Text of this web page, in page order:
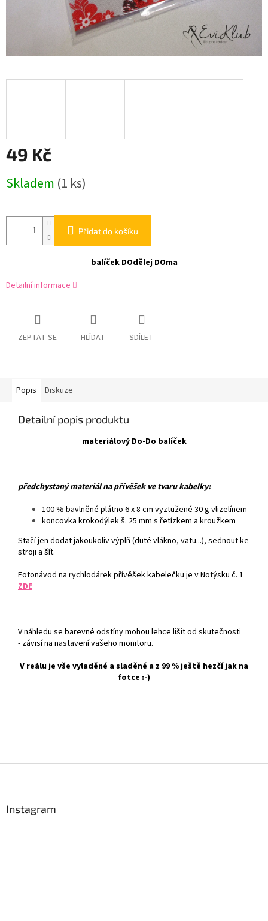
49 Kč
cena:
Skladem (1 ks)
Přidat do košíku
balíček DOdělej DOma
Detailní informace
ZEPTAT SE HLÍDAT SDÍLET
Popis Diskuze
Detailní popis produktu
materiálový Do-Do balíček
předchystaný materiál na přívěšek ve tvaru kabelky:
100 % bavlněné plátno 6 x 8 cm vyztužené 30 g vlizelínem
koncovka krokodýlek š. 25 mm s řetízkem a kroužkem
Stačí jen dodat jakoukoliv výplň (duté vlákno, vatu...), sednout ke
stroji a šít.
Fotonávod na rychlodárek přívěšek kabelečku je v Notýsku č. 1
ZDE
V náhledu se barevné odstíny mohou lehce lišit od skutečnosti
- závisí na nastavení vašeho monitoru.
V reálu je vše vyladěné a sladěné a z 99 % ještě hezčí jak na
fotce :-)
Instagram